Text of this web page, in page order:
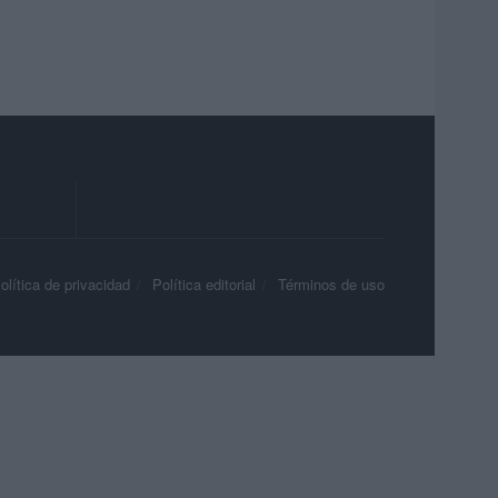
de privacidad Política editorial Términos de uso